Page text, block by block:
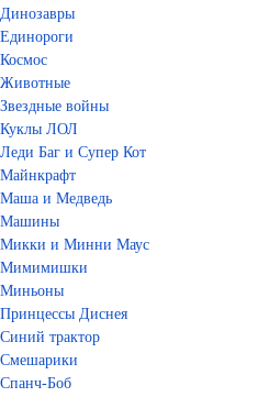
Динозавры
Единороги
Космос
Животные
Звездные войны
Куклы ЛОЛ
Леди Баг и Супер Кот
Майнкрафт
Маша и Медведь
Машины
Микки и Минни Маус
Мимимишки
Миньоны
Принцессы Диснея
Синий трактор
Смешарики
Спанч-Боб